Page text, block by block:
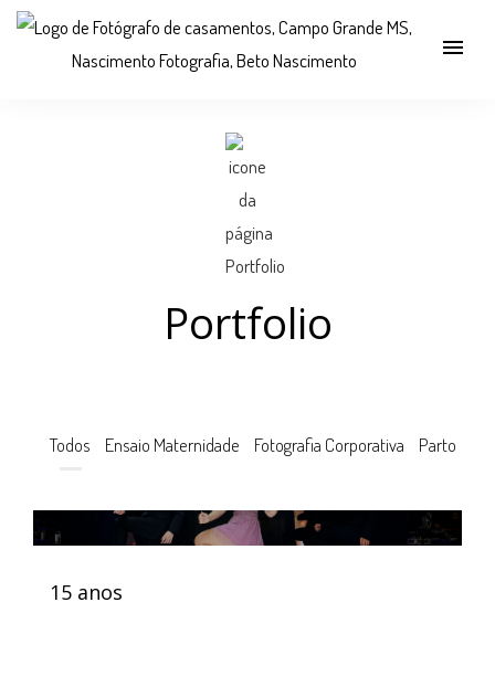
menu
Portfolio
Todos Ensaio Maternidade Fotografia Corporativa Parto
15 anos